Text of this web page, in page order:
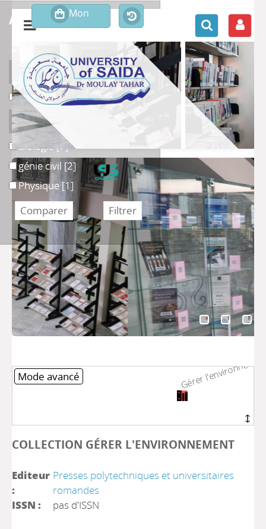
Gérer
Gérer
Mode avancé
COLLECTION GÉRER L'ENVIRONNEMENT
Editeur
:
Presses polytechniques et universitaires
romandes
ISSN :
pas d'ISSN
affiner ou comparer
Support
Livre
Livre[9]
Section
biologie
biologie [7]
génie civil
génie civil [2]
Physique
Physique[1]